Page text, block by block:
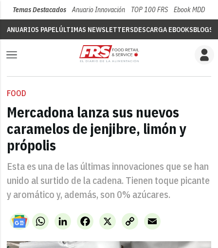
Temas Destacados Anuario Innovación TOP 100 FRS Ebook MDD
ANUARIOS PAPELÚLTIMAS NEWSLETTERSDESCARGA EBOOKSBLOGS
FOOD
Mercadona lanza sus nuevos
caramelos de jenjibre, limón y
própolis
Esta es una de las últimas innovaciones que se han
unido al surtido de la cadena. Tienen toque picante
y aromático y, además, son 0% azúcares.
WhatsAppLinkedIn X
Facebook
Copy
Link
Email